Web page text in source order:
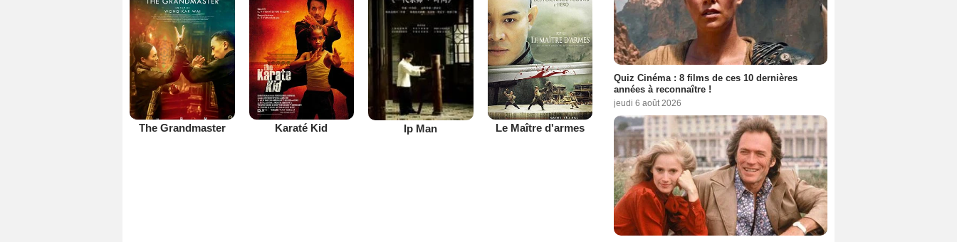
The Grandmaster Karaté Kid Ip Man Le Maître d'armes
Quiz Cinéma : 8 films de ces 10 dernières
années à reconnaître !
jeudi 6 août 2026